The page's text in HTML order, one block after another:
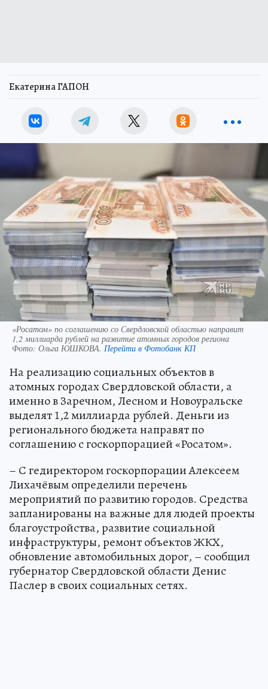
Екатерина ГАПОН
«Росатом» по соглашению со Свердловской областью направит
1,2 миллиарда рублей на развитие атомных городов региона
Фото: Ольга ЮШКОВА. Перейти в Фотобанк КП
На реализацию социальных объектов в
атомных городах Свердловской области, а
именно в Заречном, Лесном и Новоуральске
выделят 1,2 миллиарда рублей. Деньги из
регионального бюджета направят по
соглашению с госкорпорацией «Росатом».
– С гедиректором госкорпорации Алексеем
Лихачёвым определили перечень
мероприятий по развитию городов. Средства
запланированы на важные для людей проекты
благоустройства, развитие социальной
инфраструктуры, ремонт объектов ЖКХ,
обновление автомобильных дорог, – сообщил
губернатор Свердловской области Денис
Паслер в своих социальных сетях.